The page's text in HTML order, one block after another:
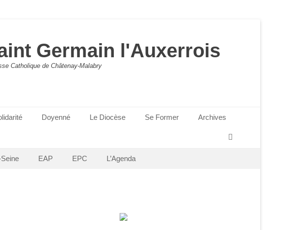
Germain l'Auxerrois
Catholique de Châtenay-Malabry
Doyenné Le Diocèse Se Former
Archives
EAP EPC L’Agenda